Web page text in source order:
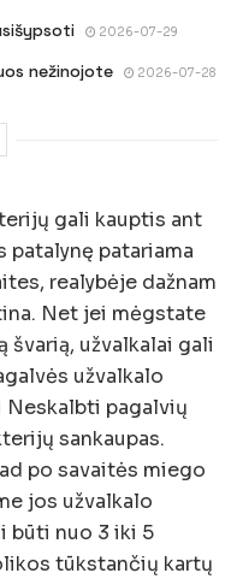
2026-07-29
nežinojote 2026-07-28
gali kauptis ant
patalynę patariama
realybėje dažnam
Net jei mėgstate
švarią, užvalkalai gali
užvalkalo
Neskalbti pagalvių
sankaupas.
po savaitės miego
jos užvalkalo
būti nuo 3 iki 5
tūkstančių kartų